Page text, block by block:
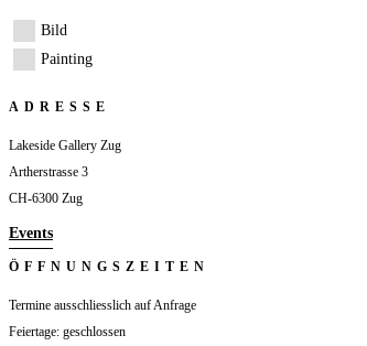
Bild
Painting
ADRESSE
Lakeside Gallery Zug
Artherstrasse 3
CH-6300 Zug
Events
ÖFFNUNGSZEITEN
Termine ausschliesslich auf Anfrage
Feiertage: geschlossen